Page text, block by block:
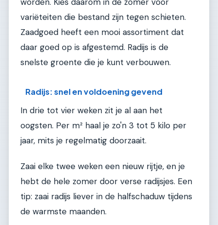
variëteiten die bestand zijn tegen schieten.
Zaadgoed heeft een mooi assortiment dat
daar goed op is afgestemd. Radijs is de
snelste groente die je kunt verbouwen.
Radijs: snel en voldoening gevend
In drie tot vier weken zit je al aan het
oogsten. Per m² haal je zo'n 3 tot 5 kilo per
jaar, mits je regelmatig doorzaait.
Zaai elke twee weken een nieuw rijtje, en je
hebt de hele zomer door verse radijsjes. Een
tip: zaai radijs liever in de halfschaduw tijdens
de warmste maanden.